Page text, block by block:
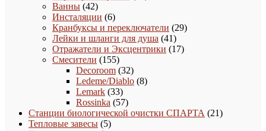
Ванны 4242
товара
Инсталяции 66
товаров
Кранбуксы и переключатели 2929
Лейки и шланги для душа 4141
товар
Отражатели и Эксцентрики 1717
Смесители 155155
товаров
Decoroom 3232
товара
Ledeme/Diablo 88
Lemark 3333
товара
Rossinka 5757
товаров
Станции биологической очистки СПАРТА 2121
Тепловые завесы 55